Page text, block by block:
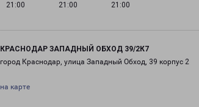
21:00
21:00
21:00
КРАСНОДАР ЗАПАДНЫЙ ОБХОД 39/2К7
город Краснодар, улица Западный Обход, 39 корпус 2
на карте